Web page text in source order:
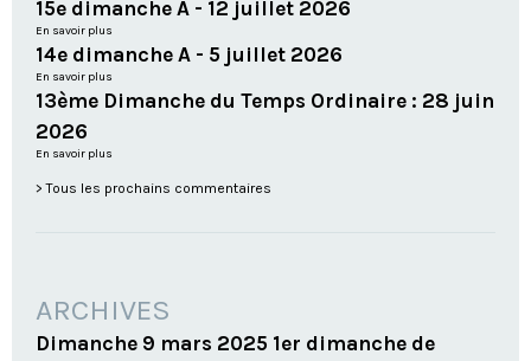
15e dimanche A - 12 juillet 2026
En savoir plus
14e dimanche A - 5 juillet 2026
En savoir plus
13ème Dimanche du Temps Ordinaire : 28 juin
2026
En savoir plus
Tous les prochains commentaires
ARCHIVES
Dimanche 9 mars 2025 1er dimanche de